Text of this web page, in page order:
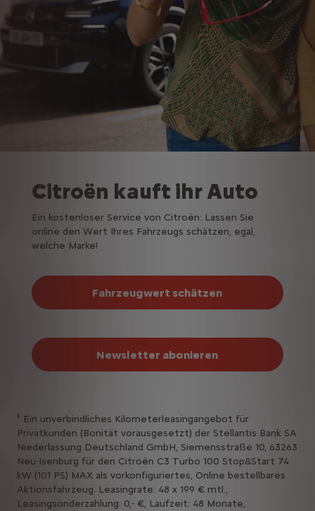
Citroën kauft ihr Auto
Ein kostenloser Service von Citroën: Lassen Sie
online den Wert Ihres Fahrzeugs schätzen, egal,
welche Marke!
Fahrzeugwert schätzen
Newsletter abonieren
³ Ein unverbindliches Kilometerleasingangebot für
Privatkunden (Bonität vorausgesetzt) der Stellantis Bank SA
Niederlassung Deutschland GmbH, Siemensstraße 10, 63263
Neu-Isenburg für den Citroën C3 Turbo 100 Stop&Start 74
kW (101 PS) MAX als vorkonfiguriertes, Online bestellbares
Aktionsfahrzeug. Leasingrate: 48 x 199 € mtl.,
Leasingsonderzahlung: 0,- €, Laufzeit: 48 Monate,